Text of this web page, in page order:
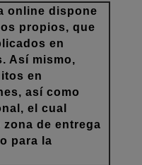
online dispone
propios, que
en
Así mismo,
en
así como
el cual
de entrega
para la